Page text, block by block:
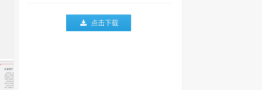
点击下载